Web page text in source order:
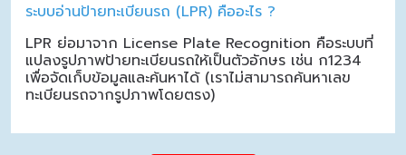
ระบบอ่านป้ายทะเบียนรถ (LPR) คืออะไร ?
LPR ย่อมาจาก License Plate Recognition คือระบบที่
แปลงรูปภาพป้ายทะเบียนรถให้เป็นตัวอักษร เช่น ก1234
เพื่อจัดเก็บข้อมูลและค้นหาได้ (เราไม่สามารถค้นหาเลข
ทะเบียนรถจากรูปภาพโดยตรง)